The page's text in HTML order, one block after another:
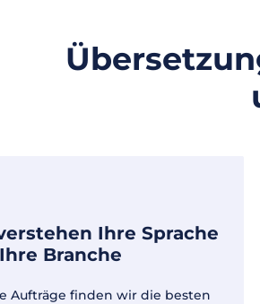
Ihre Sprache
Branche
Aufträge finden wir die besten